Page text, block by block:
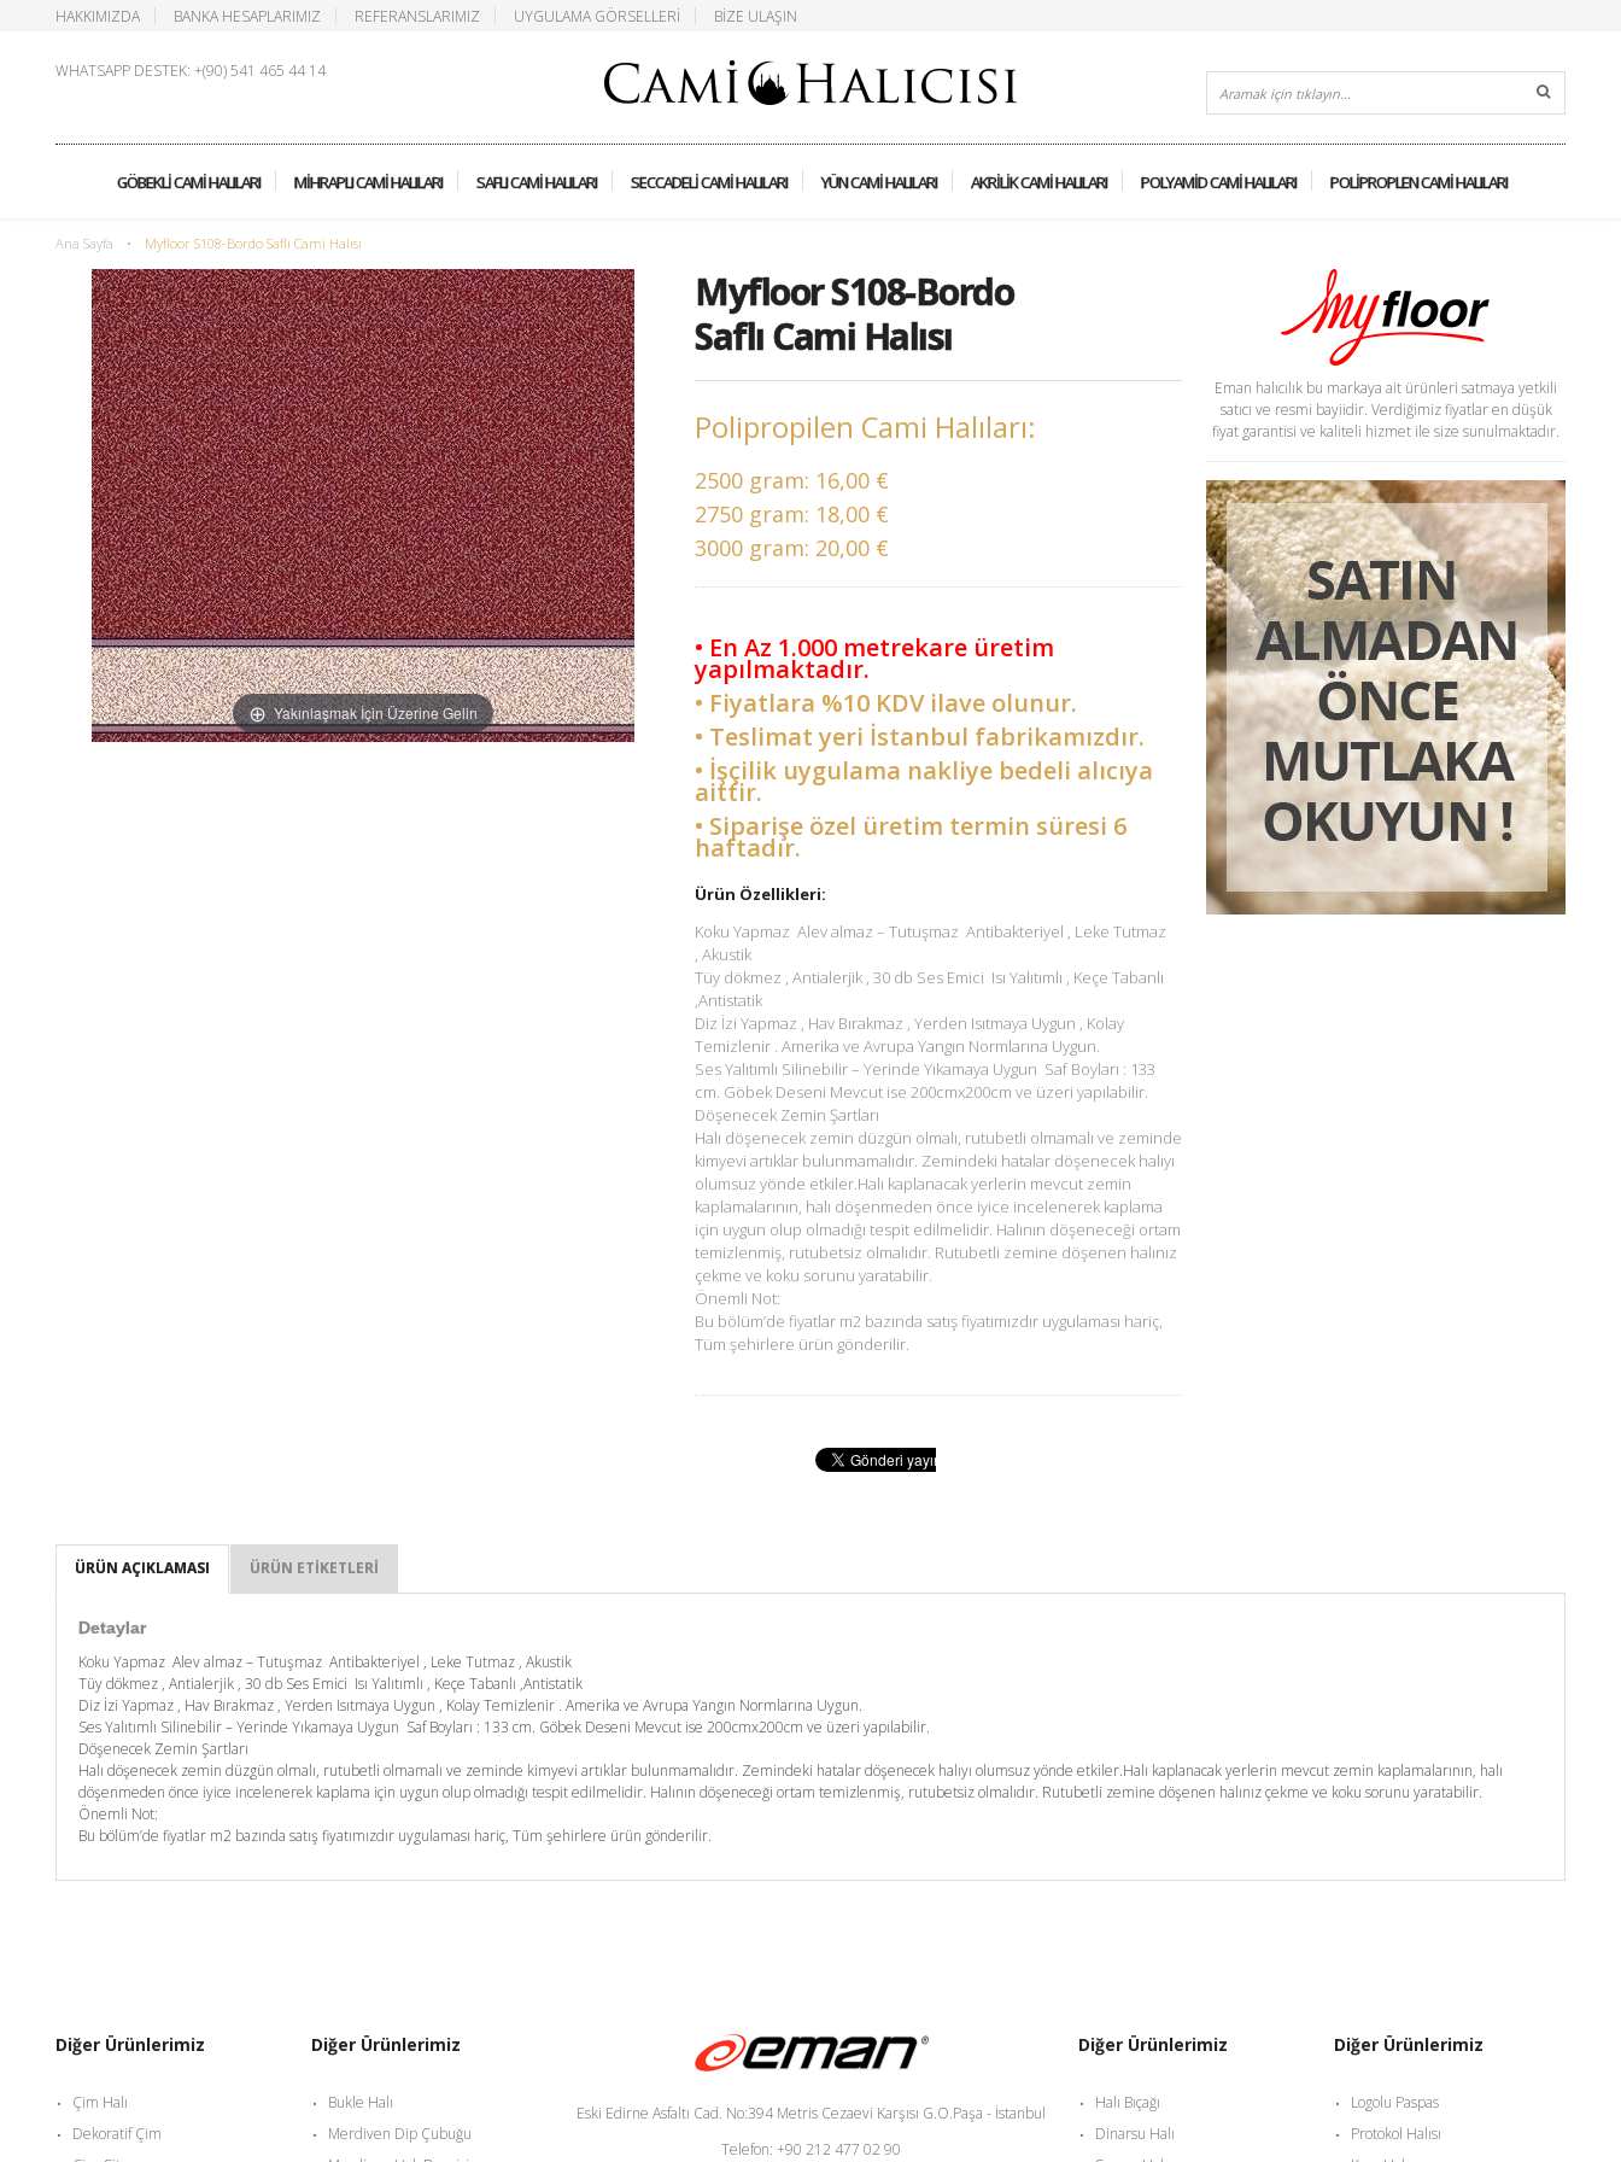
HAKKIMIZDA BANKA HESAPLARIMIZ REFERANSLARIMIZ UYGULAMA GÖRSELLERI BIZE ULAŞIN
WHATSAPP DESTEK: +(90) 541 465 44 14
GÖBEKLI CAMI HALILARI MIHRAPLI CAMI HALILARI SAFLI CAMI HALILARI SECCADELI CAMI HALILARI YÜN CAMI HALILARI AKRILIK CAMI HALILARI POLYAMID CAMI HALILARI POLIPROPLEN CAMI HALILARI
Ana Sayfa • Myfloor S108-Bordo Saflı Cami Halısı
Yakınlaşmak İçin Üzerine Gelin
Myfloor S108-Bordo
Saflı Cami Halısı
Polipropilen Cami Halıları:
2500 gram: 16,00 €
2750 gram: 18,00 €
3000 gram: 20,00 €
• En Az 1.000 metrekare üretim
yapılmaktadır.
• Fiyatlara %10 KDV ilave olunur.
• Teslimat yeri İstanbul fabrikamızdır.
• İşçilik uygulama nakliye bedeli alıcıya
aittir.
• Siparişe özel üretim termin süresi 6
haftadır.
Ürün Özellikleri:
Koku Yapmaz Alev almaz – Tutuşmaz Antibakteriyel , Leke Tutmaz
, Akustik
Tüy dökmez , Antialerjik , 30 db Ses Emici Isı Yalıtımlı , Keçe Tabanlı
,Antistatik
Diz İzi Yapmaz , Hav Bırakmaz , Yerden Isıtmaya Uygun , Kolay
Temizlenir . Amerika ve Avrupa Yangın Normlarına Uygun.
Ses Yalıtımlı Silinebilir – Yerinde Yıkamaya Uygun Saf Boyları : 133
cm. Göbek Deseni Mevcut ise 200cmx200cm ve üzeri yapılabilir.
Döşenecek Zemin Şartları
Halı döşenecek zemin düzgün olmalı, rutubetli olmamalı ve zeminde
kimyevi artıklar bulunmamalıdır. Zemindeki hatalar döşenecek halıyı
olumsuz yönde etkiler.Halı kaplanacak yerlerin mevcut zemin
kaplamalarının, halı döşenmeden önce iyice incelenerek kaplama
için uygun olup olmadığı tespit edilmelidir. Halının döşeneceği ortam
temizlenmiş, rutubetsiz olmalıdır. Rutubetli zemine döşenen halınız
çekme ve koku sorunu yaratabilir.
Önemli Not:
Bu bölüm’de fiyatlar m2 bazında satış fiyatımızdır uygulaması hariç,
Tüm şehirlere ürün gönderilir.
Eman halıcılık bu markaya ait ürünleri satmaya yetkili
satıcı ve resmi bayiidir. Verdiğimiz fiyatlar en düşük
fiyat garantisi ve kaliteli hizmet ile size sunulmaktadır.
ÜRÜN AÇIKLAMASI ÜRÜN ETIKETLERI
Detaylar
Koku Yapmaz Alev almaz – Tutuşmaz Antibakteriyel , Leke Tutmaz , Akustik
Tüy dökmez , Antialerjik , 30 db Ses Emici Isı Yalıtımlı , Keçe Tabanlı ,Antistatik
Diz İzi Yapmaz , Hav Bırakmaz , Yerden Isıtmaya Uygun , Kolay Temizlenir . Amerika ve Avrupa Yangın Normlarına Uygun.
Ses Yalıtımlı Silinebilir – Yerinde Yıkamaya Uygun Saf Boyları : 133 cm. Göbek Deseni Mevcut ise 200cmx200cm ve üzeri yapılabilir.
Döşenecek Zemin Şartları
Halı döşenecek zemin düzgün olmalı, rutubetli olmamalı ve zeminde kimyevi artıklar bulunmamalıdır. Zemindeki hatalar döşenecek halıyı olumsuz yönde etkiler.Halı kaplanacak yerlerin mevcut zemin kaplamalarının, halı
döşenmeden önce iyice incelenerek kaplama için uygun olup olmadığı tespit edilmelidir. Halının döşeneceği ortam temizlenmiş, rutubetsiz olmalıdır. Rutubetli zemine döşenen halınız çekme ve koku sorunu yaratabilir.
Önemli Not:
Bu bölüm’de fiyatlar m2 bazında satış fiyatımızdır uygulaması hariç, Tüm şehirlere ürün gönderilir.
Diğer Ürünlerimiz
Çim Halı
Dekoratif Çim
Diğer Ürünlerimiz
Bukle Halı
Merdiven Dip Çubuğu
Eski Edirne Asfaltı Cad. No:394 Metris Cezaevi Karşısı G.O.Paşa - İstanbul
Telefon: +90 212 477 02 90
Diğer Ürünlerimiz
Halı Bıçağı
Dinarsu Halı
Diğer Ürünlerimiz
Logolu Paspas
Protokol Halısı